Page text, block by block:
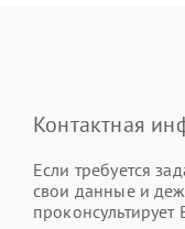
Контактная
Если требуется
свои данные и
проконсультирует